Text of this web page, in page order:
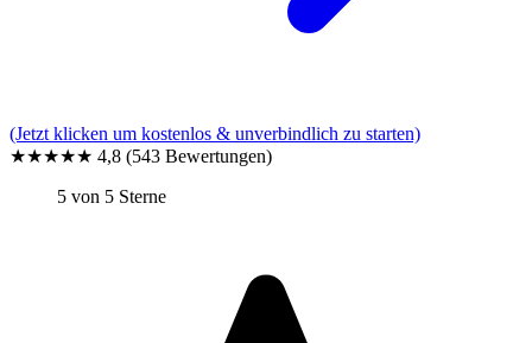
(Jetzt klicken um kostenlos & unverbindlich zu starten)
★★★★★ 4,8 (543 Bewertungen)
5 von 5 Sterne